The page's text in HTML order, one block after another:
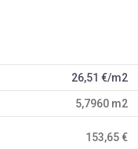
26,51 €/m2
5,7960 m2
153,65€